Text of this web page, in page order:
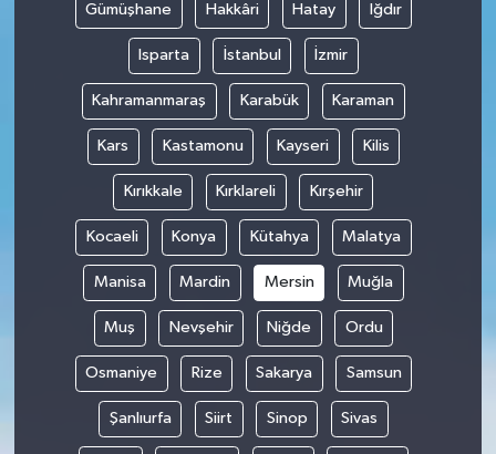
Gümüşhane Hakkâri Hatay Iğdır
Isparta İstanbul İzmir
Kahramanmaraş Karabük Karaman
Kars Kastamonu Kayseri Kilis
Kırıkkale Kırklareli Kırşehir
Kocaeli Konya Kütahya Malatya
Manisa Mardin Mersin Muğla
Muş Nevşehir Niğde Ordu
Osmaniye Rize Sakarya Samsun
Şanlıurfa Siirt Sinop Sivas